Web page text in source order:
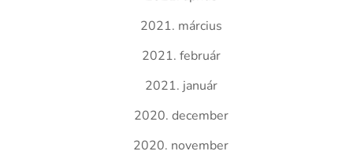
2021. március
2021. február
2021. január
2020. december
2020. november